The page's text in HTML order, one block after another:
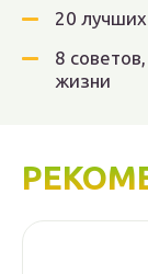
20
8
жизни